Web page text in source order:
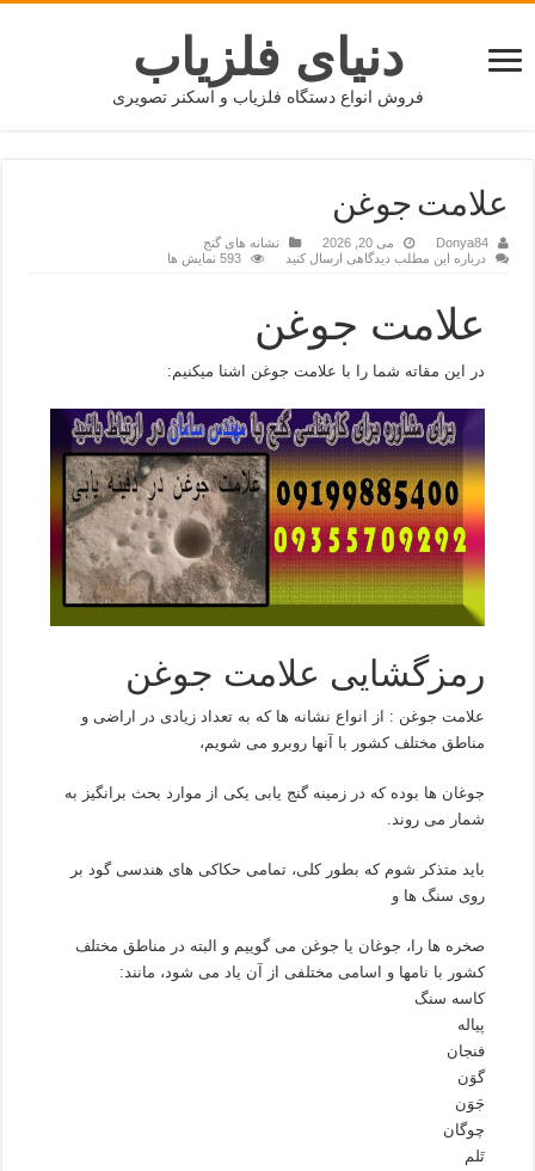
دنیای فلزیاب
فروش انواع دستگاه فلزیاب و اسکنر تصویری
علامت جوغن
Donya84 می 20, 2026
نشانه های گنج
درباره این مطلب دیدگاهی ارسال کنید
593 نمایش ها
علامت جوغن
در این مقاته شما را با علامت جوغن اشنا میکنیم:
رمزگشایی علامت جوغن
علامت جوغن : از انواع نشانه ها که به تعداد زیادی در اراضی و
مناطق مختلف کشور با آنها روبرو می شویم،
جوغان ها بوده که در زمینه گنج یابی یکی از موارد بحث برانگیز به
شمار می روند.
باید متذکر شوم که بطور کلی، تمامی حکاکی های هندسی گود بر
روی سنگ ها و
صخره ها را، جوغان یا جوغن می گوییم و البته در مناطق مختلف
کشور با نامها و اسامی مختلفی از آن یاد می شود، مانند:
کاسه سنگ
پیاله
فنجان
گوَن
جَوَن
چوگان
تَلم